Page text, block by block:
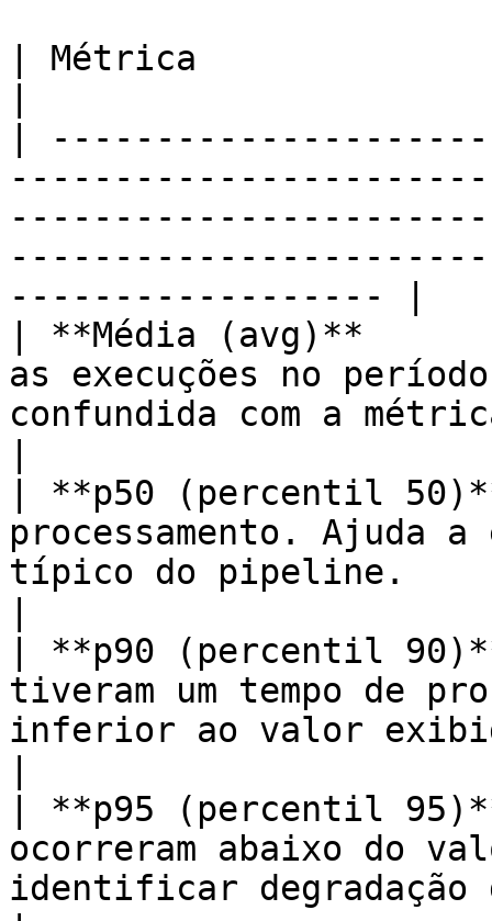
| Métrica
|
------------------ |
| **Média (avg)**
as execuções no
confundida com a
| **p50 (percentil
processamento. Ajuda a
típico do pipeline.
| **p90 (percentil
tiveram um tempo de
inferior ao valor
| **p95 (percentil
ocorreram abaixo do
identificar degradação